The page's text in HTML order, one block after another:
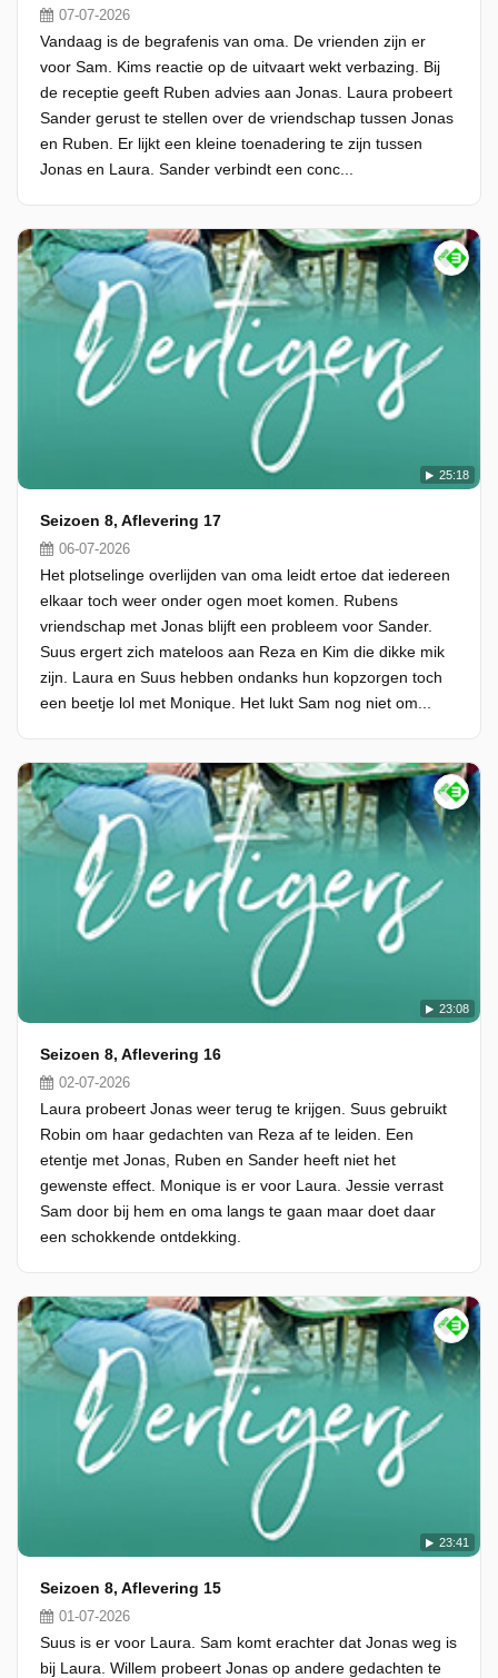
07-07-2026
Vandaag is de begrafenis van oma. De vrienden zijn er
voor Sam. Kims reactie op de uitvaart wekt verbazing. Bij
de receptie geeft Ruben advies aan Jonas. Laura probeert
Sander gerust te stellen over de vriendschap tussen Jonas
en Ruben. Er lijkt een kleine toenadering te zijn tussen
Jonas en Laura. Sander verbindt een conc...
25:18
Seizoen 8, Aflevering 17
06-07-2026
Het plotselinge overlijden van oma leidt ertoe dat iedereen
elkaar toch weer onder ogen moet komen. Rubens
vriendschap met Jonas blijft een probleem voor Sander.
Suus ergert zich mateloos aan Reza en Kim die dikke mik
zijn. Laura en Suus hebben ondanks hun kopzorgen toch
een beetje lol met Monique. Het lukt Sam nog niet om...
23:08
Seizoen 8, Aflevering 16
02-07-2026
Laura probeert Jonas weer terug te krijgen. Suus gebruikt
Robin om haar gedachten van Reza af te leiden. Een
etentje met Jonas, Ruben en Sander heeft niet het
gewenste effect. Monique is er voor Laura. Jessie verrast
Sam door bij hem en oma langs te gaan maar doet daar
een schokkende ontdekking.
23:41
Seizoen 8, Aflevering 15
01-07-2026
Suus is er voor Laura. Sam komt erachter dat Jonas weg is
bij Laura. Willem probeert Jonas op andere gedachten te